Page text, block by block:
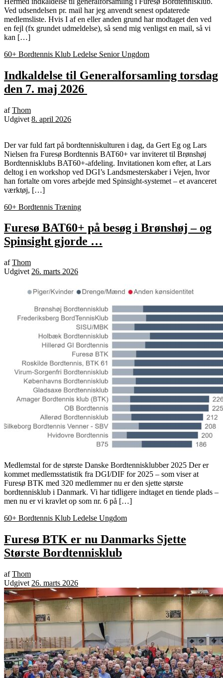
Ved udsendelsen pr. mail har jeg anvendt senest opdaterede
medlemsliste. Hvis I af en eller anden grund har modtaget den ved
en fejl (fx grundet udmeldelse), så send mig venligst en mail, så vi
kan […]
60+ Bordtennis Klub Ledelse Senior Ungdom
Indkaldelse til Generalforsamling torsdag
den 7. maj 2026
afThom
Udgivet 8. april 2026
Der var fuld fart på bordtenniskulturen i dag, da Gert Eg og Lars
Nielsen fra Furesø Bordtennis BAT60+ var inviteret til Brønshøj
Bordtennisklubs BAT60+‑afdeling. Invitationen kom efter, at Lars
deltog i en workshop ved DGI’s Landsmesterskaber i Vejen, hvor
han fortalte om vores arbejde med Spinsight‑systemet – et avanceret
værktøj, […]
60+ Bordtennis Træning
Furesø BAT60+ på besøg i Brønshøj – og
Spinsight gjorde …
afThom
Udgivet 26. marts 2026
Medlemstal for de største Danske Bordtennisklubber 2025 Der er
kommet medlemsstatistik fra DGI/DIF for 2025 – som viser at
Furesø BTK med 320 medlemmer nu er den sjette største
bordtennisklub i Danmark. Vi har tidligere indtaget en tiende plads –
men nu er vi kravlet op som nr. 6 på […]
60+ Bordtennis Klub Ledelse Ungdom
Furesø BTK er nu Danmarks Sjette
Største Bordtennisklub
afThom
Udgivet 26. marts 2026